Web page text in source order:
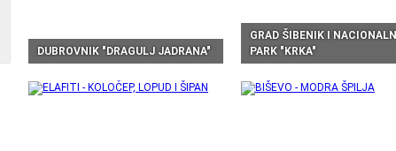
DUBROVNIK "DRAGULJ JADRANA"
GRAD ŠIBENIK I NACIONALNI
PARK "KRKA"